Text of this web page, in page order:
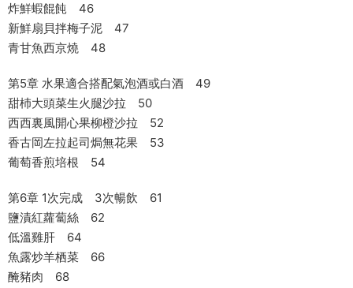
炸鮮蝦餛飩 46
新鮮扇貝拌梅子泥 47
青甘魚西京燒 48
第5章 水果適合搭配氣泡酒或白酒 49
甜杮大頭菜生火腿沙拉 50
西西裏風開心果柳橙沙拉 52
香古岡左拉起司焗無花果 53
葡萄香煎培根 54
第6章 1次完成 3次暢飲 61
鹽漬紅蘿蔔絲 62
低溫雞肝 64
魚露炒羊栖菜 66
醃豬肉 68